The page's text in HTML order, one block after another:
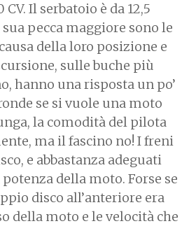
Il serbatoio è da 12,5
pecca maggiore sono le
della loro posizione e
sulle buche più
hanno una risposta un po’
se si vuole una moto
la comodità del pilota
ma il fascino no! I freni
e abbastanza adeguati
della moto. Forse se
disco all’anteriore era
della moto e le velocità che